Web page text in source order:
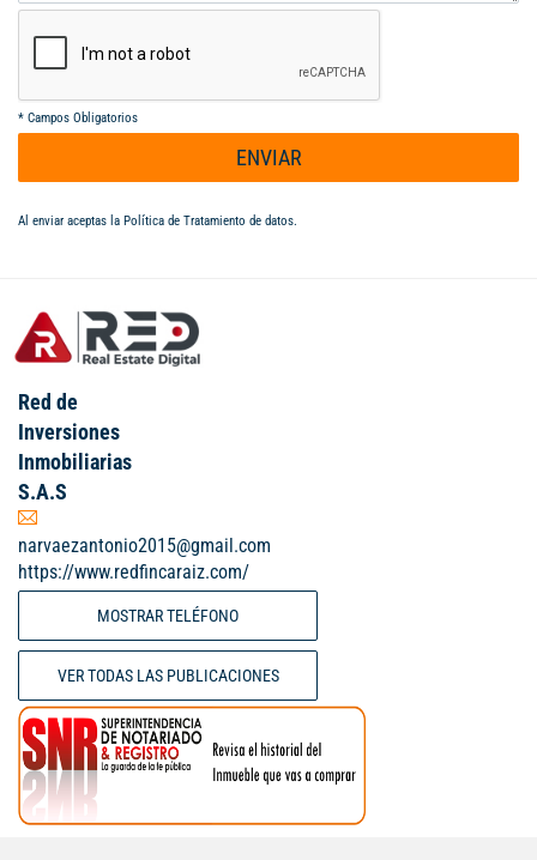
* Campos Obligatorios
ENVIAR
Al enviar aceptas la Política de Tratamiento de datos.
Red de
Inversiones
Inmobiliarias
S.A.S
narvaezantonio2015@gmail.com
https://www.redfincaraiz.com/
MOSTRAR TELÉFONO
VER TODAS LAS PUBLICACIONES